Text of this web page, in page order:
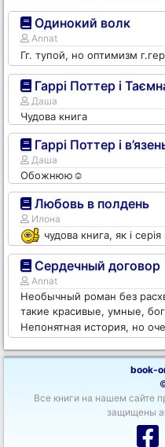
Одинокий волк
Annat
Гг. тупой, но оптимизм
Гаррі Поттер і
Даша
Чудова книга
Гаррі Поттер і
Даша
Обожнюю☺️
Любовь в полдень
Илона
чудова книга, як і
Сердечный договор
Annat
Необычный роман без
такие красивые, умные,
Непонятная история, но
book-
Все книги на нашем сайте
защищены